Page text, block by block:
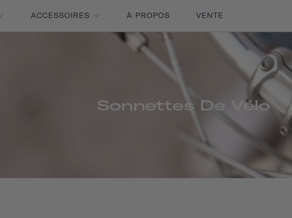
ACCESSOIRES À PROPOS VENTE
Sonnettes De Vélo